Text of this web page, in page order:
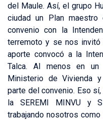
del Maule. Así, el grupo
ciudad un Plan maestro
convenio con la
terremoto y se nos
aporte convocó a la
Talca. Al menos en
Ministerio de Vivienda
parte del convenio. Eso
la SEREMI MINVU y
trabajando nosotros